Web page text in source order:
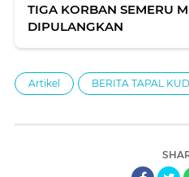
TIGA KORBAN SEMERU
DIPULANGKAN
Artikel BERITA TAPAL